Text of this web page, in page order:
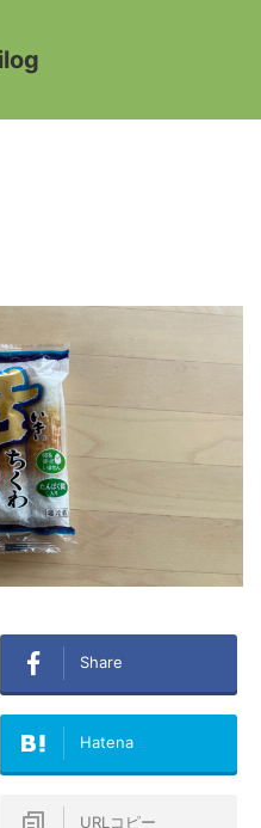
Share
Hatena
URLコピー